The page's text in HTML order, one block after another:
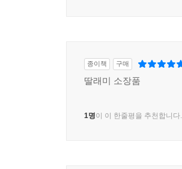
종이책 구매
딸래미 소장품
1명이 이 한줄평을 추천합니다.